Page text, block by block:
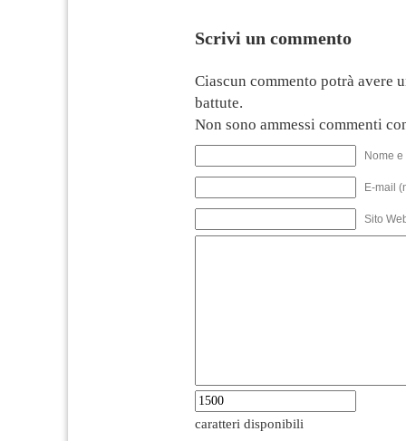
Scrivi un commento
Ciascun commento potrà avere
battute.
Non sono ammessi commenti
Nome
E-mail
Sito
caratteri disponibili